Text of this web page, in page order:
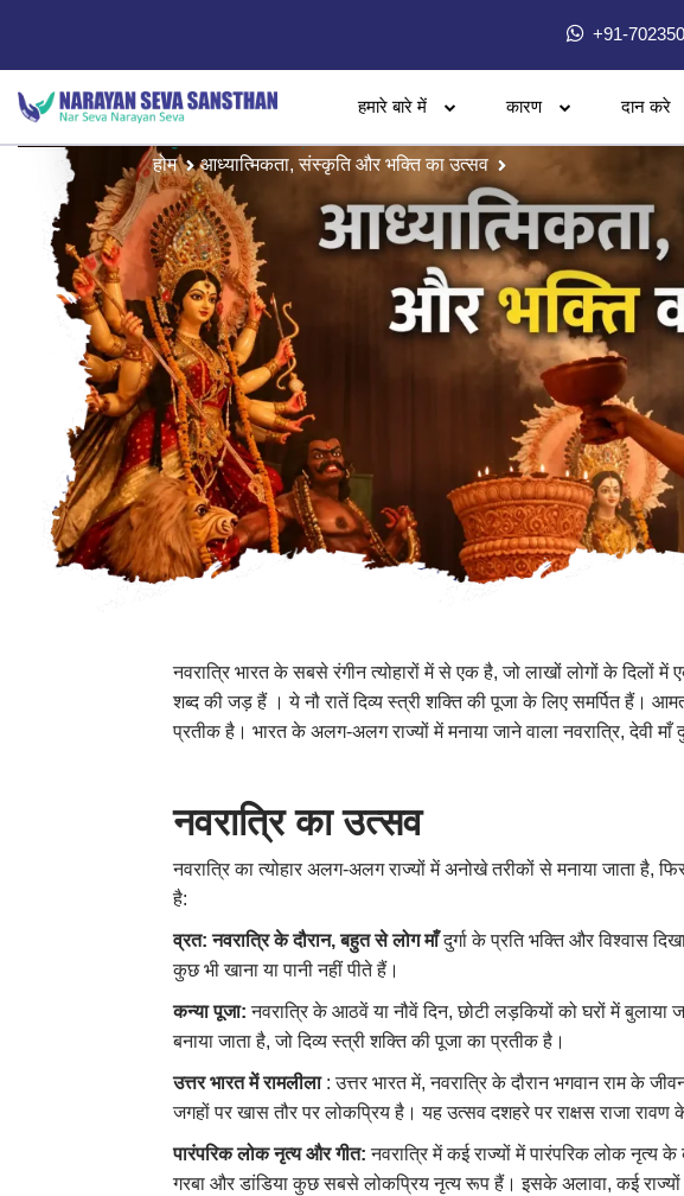
+91-
हमारे बारे में कारण दान करे
होम आध्यात्मिकता, संस्कृति और भक्ति का उत्सव
नवरात्रि भारत के सबसे रंगीन त्योहारों में से एक है, जो लाखों लोगों के
शब्द की जड़ हैं । ये नौ रातें दिव्य स्त्री शक्ति की पूजा के लिए समर्पित हैं।
प्रतीक है। भारत के अलग-अलग राज्यों में मनाया जाने वाला नवरात्रि, देवी
नवरात्रि का उत्सव
नवरात्रि का त्योहार अलग-अलग राज्यों में अनोखे तरीकों से मनाया जाता है,
है:
व्रत:नवरात्रि के दौरान,बहुत से लोग माँदुर्गा के प्रति भक्ति और विश्वास
कुछ भी खाना या पानी नहीं पीते हैं।
कन्या पूजा:नवरात्रि के आठवें या नौवें दिन, छोटी लड़कियों को घरों में
बनाया जाता है, जो दिव्य स्त्री शक्ति की पूजा का प्रतीक है।
उत्तर भारत में रामलीला : उत्तर भारत में, नवरात्रि के दौरान भगवान राम के
जगहों पर खास तौर पर लोकप्रिय है। यह उत्सव दशहरे पर राक्षस राजा
पारंपरिक लोक नृत्य और गीत:नवरात्रि में कई राज्यों में पारंपरिक लोक नृत्य
गरबा और डांडिया कुछ सबसे लोकप्रिय नृत्य रूप हैं। इसके अलावा, कई राज्यों